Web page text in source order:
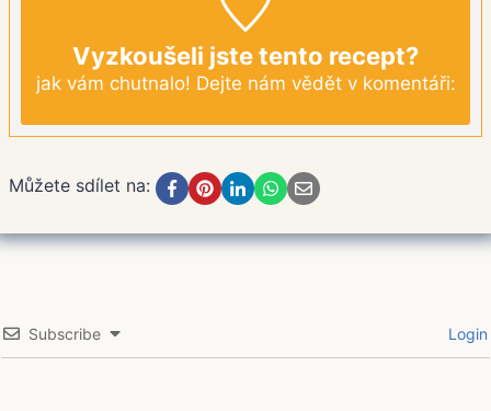
Vyzkoušeli jste tento recept?
jak vám chutnalo! Dejte nám vědět v komentáři:
Můžete sdílet na:
Subscribe Login